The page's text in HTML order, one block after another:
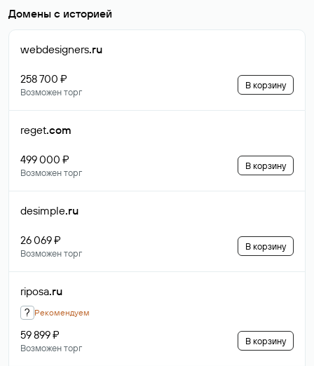
Домены с историей
webdesigners.ru
258 700 ₽
Возможен торг
В корзину
reget.com
499 000 ₽
Возможен торг
В корзину
desimple.ru
26 069 ₽
Возможен торг
В корзину
riposa.ru
? Рекомендуем
59 899 ₽
Возможен торг
В корзину